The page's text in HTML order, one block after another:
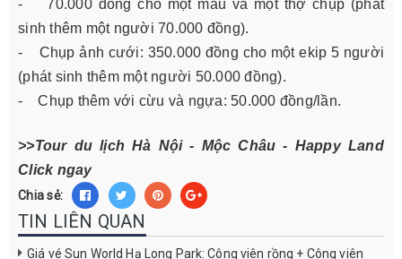
- 70.000 đồng cho một mẫu và một thợ chụp (phát
sinh thêm một người 70.000 đồng).
- Chụp ảnh cưới: 350.000 đồng cho một ekip 5 người
(phát sinh thêm một người 50.000 đồng).
- Chụp thêm với cừu và ngựa: 50.000 đồng/lần.
>>Tour du lịch Hà Nội - Mộc Châu - Happy Land
Click ngay
Chia sẻ:
TIN LIÊN QUAN
Giá vé Sun World Hạ Long Park: Công viên rồng + Công viên